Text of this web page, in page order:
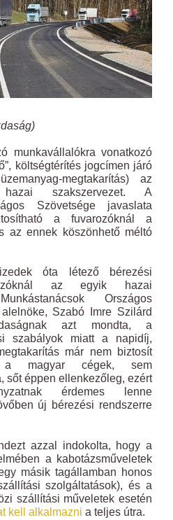
munkavállalókra vonatkozó
költségtérítés jogcímen járó
megtakarítás) az
szakszervezet. A
Szövetsége javaslata
a fuvarozóknál a
az ennek köszönhető méltó
óta létező bérezési
az egyik hazai
Országos
Szabó Imre Szilárd
azt mondta, a
szabályok miatt a napidíj,
már nem biztosít
a magyar cégek, sem
sőt éppen ellenkezőleg, ezért
érdemes lenne
új bérezési rendszerre
azzal indokolta, hogy a
a kabotázsműveletek
másik tagállamban honos
szolgáltatások), és a
szállítási műveletek esetén
kell alkalmazni a teljes útra.